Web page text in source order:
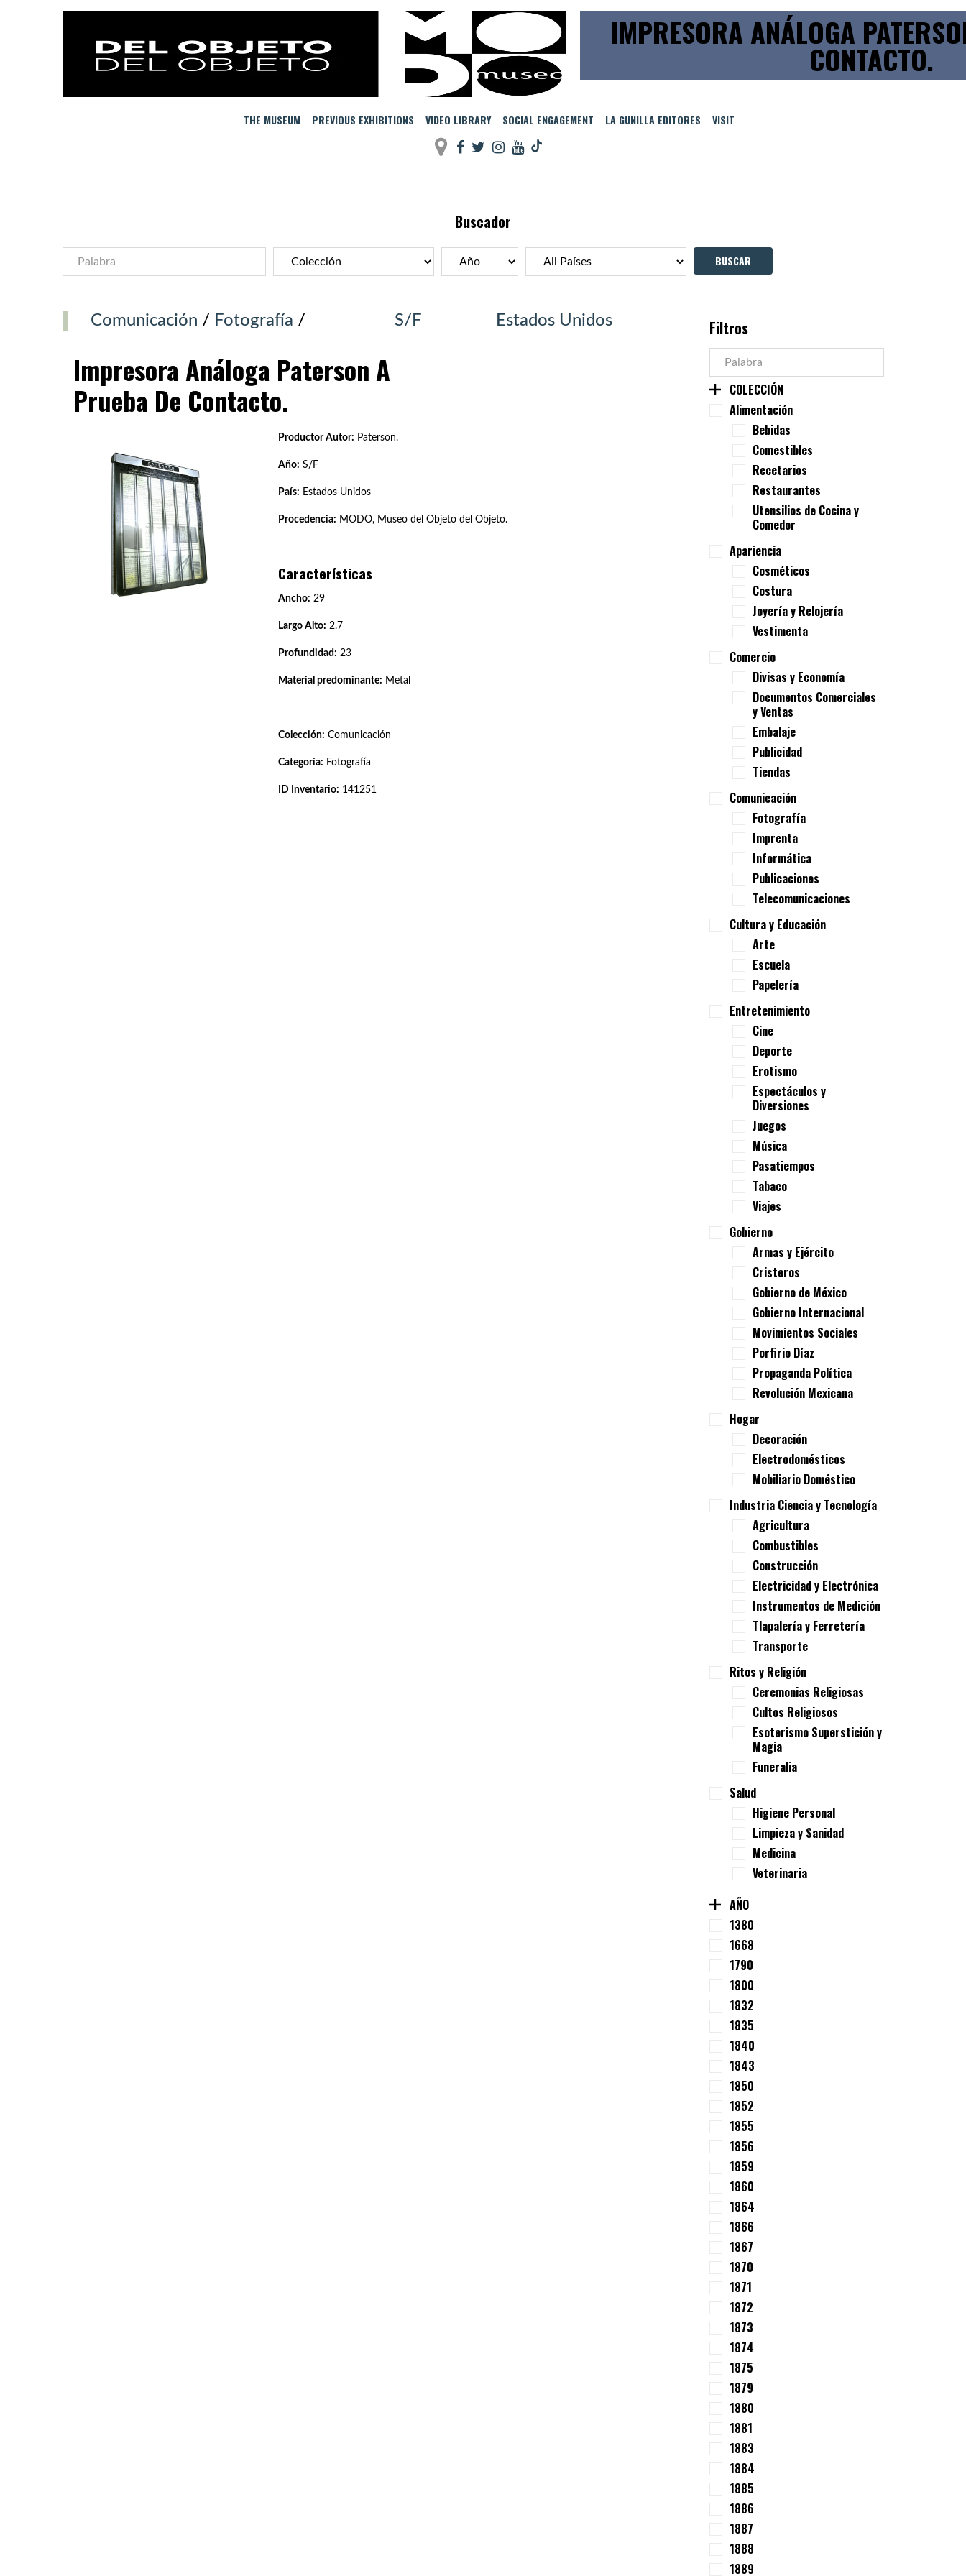
IMPRESORA ANÁLOGA
CONTACTO.
THE MUSEUM PREVIOUS EXHIBITIONS VIDEO LIBRARY SOCIAL ENGAGEMENT LA GUNILLA EDITORES VISIT
Buscador
Comunicación / Fotografía / S/F Estados Unidos
Impresora Análoga Paterson A
Prueba De Contacto.
Productor Autor: Paterson.
Año: S/F
País: Estados Unidos
Procedencia: MODO, Museo del Objeto del Objeto.
Características
Ancho: 29
Largo Alto: 2.7
Profundidad: 23
Material predominante: Metal
Colección: Comunicación
Categoría: Fotografía
ID Inventario: 141251
Filtros
COLECCIÓN
Alimentación
Bebidas
Comestibles
Recetarios
Restaurantes
Utensilios de Cocina y
Comedor
Apariencia
Cosméticos
Costura
Joyería y Relojería
Vestimenta
Comercio
Divisas y Economía
Documentos Comerciales
y Ventas
Embalaje
Publicidad
Tiendas
Comunicación
Fotografía
Imprenta
Informática
Publicaciones
Telecomunicaciones
Cultura y Educación
Arte
Escuela
Papelería
Entretenimiento
Cine
Deporte
Erotismo
Espectáculos y
Diversiones
Juegos
Música
Pasatiempos
Tabaco
Viajes
Gobierno
Armas y Ejército
Cristeros
Gobierno de México
Gobierno Internacional
Movimientos Sociales
Porfirio Díaz
Propaganda Política
Revolución Mexicana
Hogar
Decoración
Electrodomésticos
Mobiliario Doméstico
Industria Ciencia y Tecnología
Agricultura
Combustibles
Construcción
Electricidad y Electrónica
Instrumentos de Medición
Tlapalería y Ferretería
Transporte
Ritos y Religión
Ceremonias Religiosas
Cultos Religiosos
Esoterismo Superstición y
Magia
Funeralia
Salud
Higiene Personal
Limpieza y Sanidad
Medicina
Veterinaria
AÑO
1380
1668
1790
1800
1832
1835
1840
1843
1850
1852
1855
1856
1859
1860
1864
1866
1867
1870
1871
1872
1873
1874
1875
1879
1880
1881
1883
1884
1885
1886
1887
1888
1889